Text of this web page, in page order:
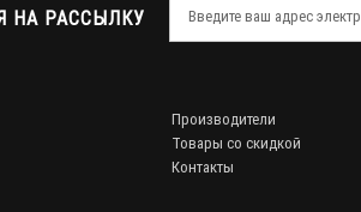
НА РАССЫЛКУ
Производители
Товары со скидкой
Контакты